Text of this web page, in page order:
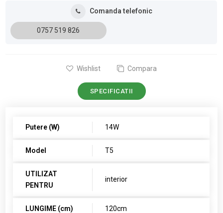
Comanda telefonic
0757 519 826
Wishlist Compara
SPECIFICATII
Putere (W) 14W
Model T5
UTILIZAT
PENTRU
interior
LUNGIME (cm) 120cm